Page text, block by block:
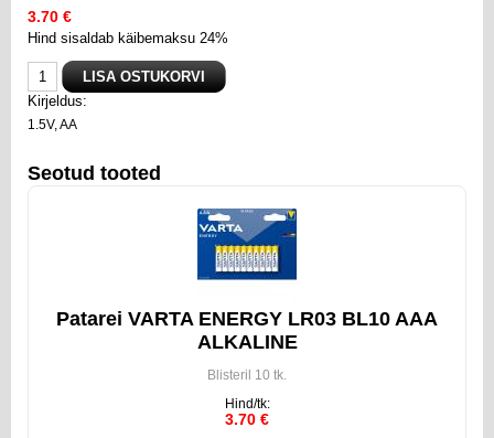
3.70 €
Hind sisaldab käibemaksu 24%
Kirjeldus:
1.5V, AA
Seotud tooted
Patarei VARTA ENERGY LR03 BL10 AAA
ALKALINE
Blisteril 10 tk.
Hind/tk:
3.70 €